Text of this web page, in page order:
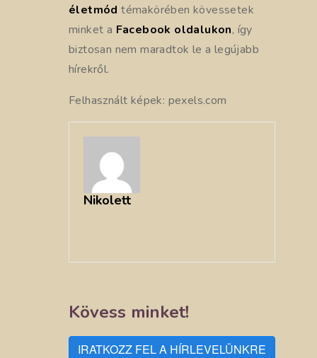
életmód témakörében kövessetek
minket a Facebook oldalukon, így
biztosan nem maradtok le a legújabb
hírekről.
Felhasznált képek: pexels.com
Nikolett
Kövess minket!
IRATKOZZ FEL A HÍRLEVELÜNKRE